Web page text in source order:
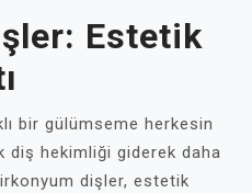
Estetik
bir gülümseme herkesin
diş hekimliği giderek daha
dişler, estetik